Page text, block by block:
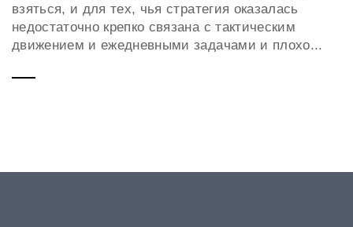
взяться, и для тех, чья стратегия оказалась
недостаточно крепко связана с тактическим
движением и ежедневными задачами и плохо...